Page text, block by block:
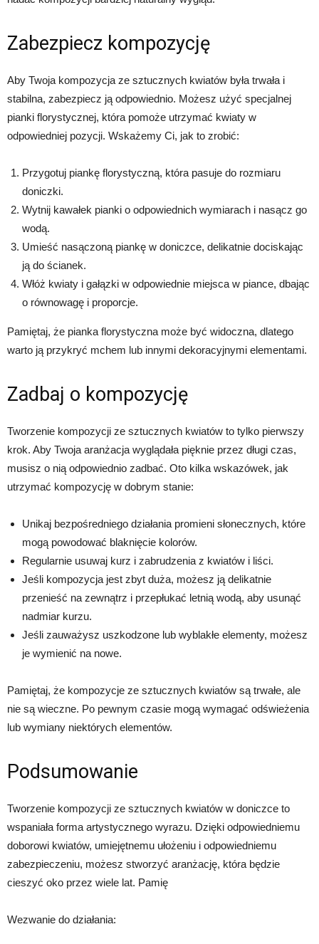
Zabezpiecz kompozycję
Aby Twoja kompozycja ze sztucznych kwiatów była trwała i
stabilna, zabezpiecz ją odpowiednio. Możesz użyć specjalnej
pianki florystycznej, która pomoże utrzymać kwiaty w
odpowiedniej pozycji. Wskażemy Ci, jak to zrobić:
Przygotuj piankę florystyczną, która pasuje do rozmiaru
doniczki.
Wytnij kawałek pianki o odpowiednich wymiarach i nasącz go
wodą.
Umieść nasączoną piankę w doniczce, delikatnie dociskając
ją do ścianek.
Włóż kwiaty i gałązki w odpowiednie miejsca w piance, dbając
o równowagę i proporcje.
Pamiętaj, że pianka florystyczna może być widoczna, dlatego
warto ją przykryć mchem lub innymi dekoracyjnymi elementami.
Zadbaj o kompozycję
Tworzenie kompozycji ze sztucznych kwiatów to tylko pierwszy
krok. Aby Twoja aranżacja wyglądała pięknie przez długi czas,
musisz o nią odpowiednio zadbać. Oto kilka wskazówek, jak
utrzymać kompozycję w dobrym stanie:
Unikaj bezpośredniego działania promieni słonecznych, które
mogą powodować blaknięcie kolorów.
Regularnie usuwaj kurz i zabrudzenia z kwiatów i liści.
Jeśli kompozycja jest zbyt duża, możesz ją delikatnie
przenieść na zewnątrz i przepłukać letnią wodą, aby usunąć
nadmiar kurzu.
Jeśli zauważysz uszkodzone lub wyblakłe elementy, możesz
je wymienić na nowe.
Pamiętaj, że kompozycje ze sztucznych kwiatów są trwałe, ale
nie są wieczne. Po pewnym czasie mogą wymagać odświeżenia
lub wymiany niektórych elementów.
Podsumowanie
Tworzenie kompozycji ze sztucznych kwiatów w doniczce to
wspaniała forma artystycznego wyrazu. Dzięki odpowiedniemu
doborowi kwiatów, umiejętnemu ułożeniu i odpowiedniemu
zabezpieczeniu, możesz stworzyć aranżację, która będzie
cieszyć oko przez wiele lat. Pamię
Wezwanie do działania: